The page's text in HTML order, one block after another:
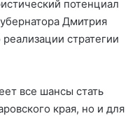
потенциал
Дмитрия
стратегии
все шансы стать
края, но и для